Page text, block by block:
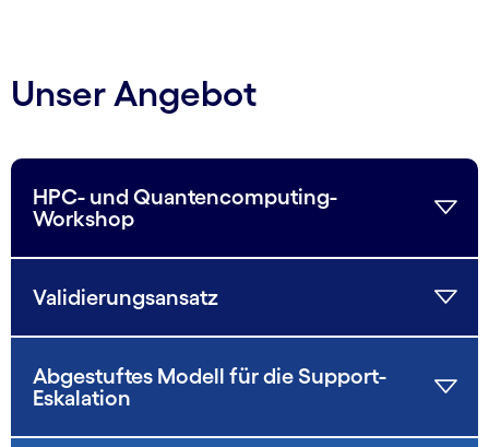
Unser Angebot
HPC- und Quantencomputing-
Workshop
Validierungsansatz
Abgestuftes Modell für die Support-
Eskalation